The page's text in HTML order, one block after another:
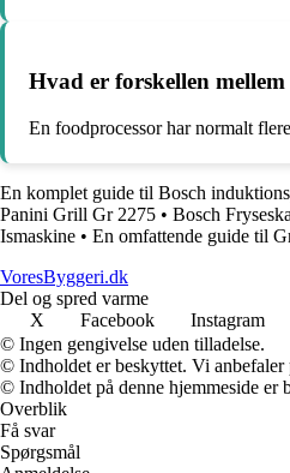
Hvad er forskellen mellem
En foodprocessor har normalt
En komplet guide til Bosch
Panini Grill Gr 2275 • Bosch
Ismaskine • En omfattende guide til
VoresByggeri.dk
Del og spred varme
X
Facebook Instagram
© Ingen gengivelse uden tilladelse.
© Indholdet er beskyttet. Vi anbefaler
© Indholdet på denne hjemmeside er
Overblik
Få svar
Spørgsmål